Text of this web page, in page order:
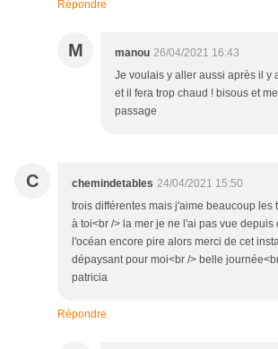
Répondre
M manou 26/04/2021 16:43
Je voulais y aller aussi après il y
et il fera trop chaud ! bisous et
passage
C chemindetables 24/04/2021 15:50
trois différentes mais j'aime beaucoup les
à toi<br /> la mer je ne l'ai pas vue depuis
l'océan encore pire alors merci de cet
dépaysant pour moi<br /> belle
patricia
Répondre